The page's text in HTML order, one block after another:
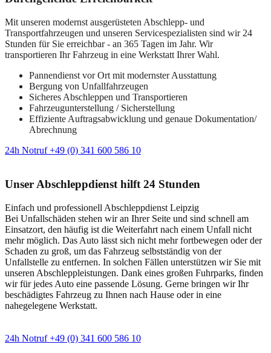
Mit unseren modernst ausgerüsteten Abschlepp- und
Transportfahrzeugen und unseren Servicespezialisten sind wir 24
Stunden für Sie erreichbar - an 365 Tagen im Jahr. Wir
transportieren Ihr Fahrzeug in eine Werkstatt Ihrer Wahl.
Pannendienst vor Ort mit modernster Ausstattung
Bergung von Unfallfahrzeugen
Sicheres Abschleppen und Transportieren
Fahrzeugunterstellung / Sicherstellung
Effiziente Auftragsabwicklung und genaue Dokumentation/
Abrechnung
24h Notruf +49 (0) 341 600 586 10
Unser Abschleppdienst hilft 24 Stunden
Einfach und professionell Abschleppdienst Leipzig
Bei Unfallschäden stehen wir an Ihrer Seite und sind schnell am
Einsatzort, den häufig ist die Weiterfahrt nach einem Unfall nicht
mehr möglich. Das Auto lässt sich nicht mehr fortbewegen oder der
Schaden zu groß, um das Fahrzeug selbstständig von der
Unfallstelle zu entfernen. In solchen Fällen unterstützen wir Sie mit
unseren Abschleppleistungen. Dank eines großen Fuhrparks, finden
wir für jedes Auto eine passende Lösung. Gerne bringen wir Ihr
beschädigtes Fahrzeug zu Ihnen nach Hause oder in eine
nahegelegene Werkstatt.
24h Notruf +49 (0) 341 600 586 10